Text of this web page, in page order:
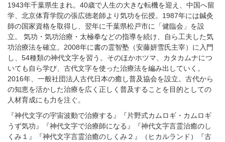
1943年千葉県生まれ。 40歳で人生の大きな転機を迎え、中国へ留
学、北京体育学院の張広徳老師より気功を伝授。 1987年には鍼灸
師の国家資格を取得し、翌年に千葉県松戸市に「健臨会」を設
立。 気功・気功治療・太極拳などの指導を続け、自ら工夫した気
功治療法を確立。 2008年に書の霊智塾（安藤妍雪氏主宰）に入門
し、 54種類の神代文字を習う。そのほかホツマ、カタカムナにつ
いても自ら学び、古代文字を使った治療法を編み出していく。
2016年、一般社団法人古代日本の癒し普及協会を設立。古代から
の知恵を活かした治療を広く正しく普及することを目的としての
人材育成にも力を注ぐ。
『神代文字の宇宙波動で治療する』『片野式カムロギ・カムロギ
うず気功』『神代文字で治療師になる』『神代文字言霊治癒のし
くみ１』『神代文字言霊治癒のしくみ２』（ヒカルランド）『古